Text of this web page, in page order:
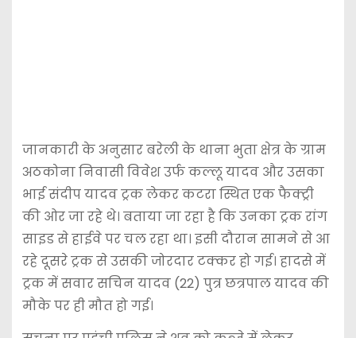
जानकारी के अनुसार बरेली के थाना भुता क्षेत्र के ग्राम
अठकोना निवासी विवेश उर्फ कल्लू यादव और उसका
भाई संदीप यादव ट्रक लेकर कटरा स्थित एक फैक्ट्री
की ओर जा रहे थे। बताया जा रहा है कि उनका ट्रक रांग
साइड से हाईवे पर चल रहा था। इसी दौरान सामने से आ
रहे दूसरे ट्रक से उसकी जोरदार टक्कर हो गई। हादसे में
ट्रक में सवार सचिन यादव (22) पुत्र छत्रपाल यादव की
मौके पर ही मौत हो गई।